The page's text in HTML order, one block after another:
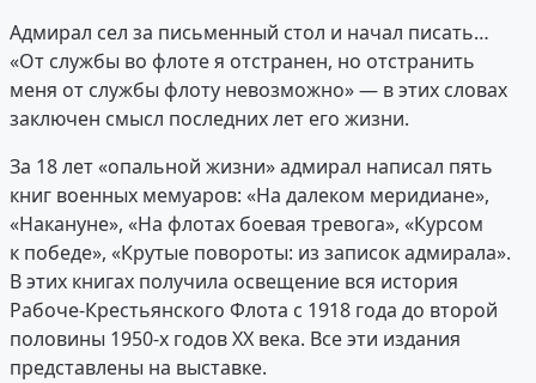
Адмирал сел за письменный стол и начал писать…
«От службы во флоте я отстранен, но отстранить
меня от службы флоту невозможно» — в этих словах
заключен смысл последних лет его жизни.
За 18 лет «опальной жизни» адмирал написал пять
книг военных мемуаров: «На далеком меридиане»,
«Накануне», «На флотах боевая тревога», «Курсом
к победе», «Крутые повороты: из записок адмирала».
В этих книгах получила освещение вся история
Рабоче-Крестьянского Флота с 1918 года до второй
половины 1950-х годов XX века. Все эти издания
представлены на выставке.